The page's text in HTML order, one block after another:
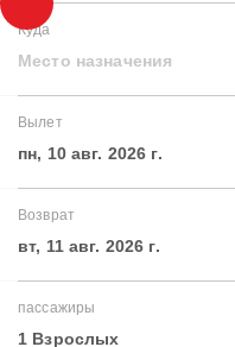
Куда
Место назначения
Вылет
пн, 10 авг. 2026 г.
Возврат
вт, 11 авг. 2026 г.
пассажиры
1 Взрослых